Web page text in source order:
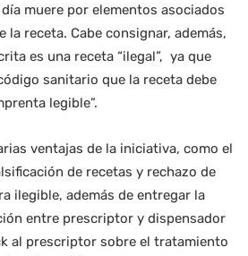
muere por elementos asociados
la receta. Cabe consignar, además,
es una receta “ilegal”, ya que
sanitario que la receta debe
legible”.
ventajas de la iniciativa, como el
de recetas y rechazo de
ilegible, además de entregar la
entre prescriptor y dispensador
al prescriptor sobre el tratamiento